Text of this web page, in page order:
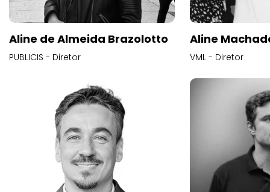
Aline de Almeida Brazolotto
PUBLICIS - Diretor
Aline
VML - Diretor